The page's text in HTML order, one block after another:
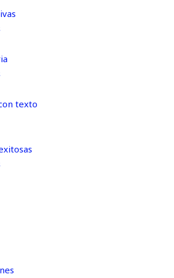
texto